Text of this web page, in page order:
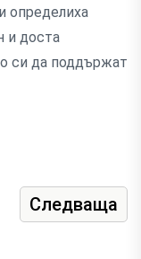
определиха
и доста
си да поддържат
Следваща